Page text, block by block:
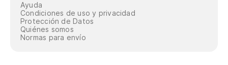
Ayuda
Condiciones de uso y privacidad
Protección de Datos
Quiénes somos
Normas para envío